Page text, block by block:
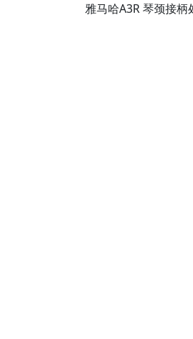
雅马哈A3R 琴颈接柄